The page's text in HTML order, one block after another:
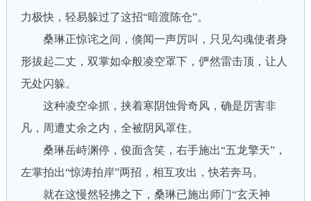
力极快，轻易躲过了这招“暗渡陈仓”。
桑琳正惊诧之间，倏闻一声厉叫，只见勾魂使者身
形拔起二丈，双掌如伞般凌空罩下，俨然雷击顶，让人
无处闪躲。
这种凌空伞抓，挟着寒阴蚀骨奇风，确是厉害非
凡，周遭丈余之内，全被阴风罩住。
桑琳岳峙渊停，俊面含笑，右手施出“五龙擎天”，
左掌拍出“惊涛拍岸”两招，相互攻出，快若奔马。
就在这慢然轻拂之下，桑琳已施出师门“玄天神